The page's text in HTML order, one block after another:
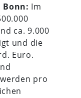
Im
ca. 9.000
und die
Euro.
pro